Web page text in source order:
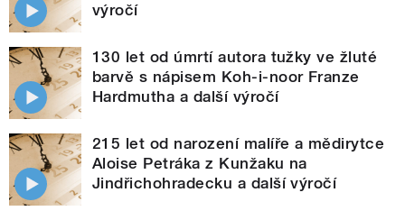
výročí
130 let od úmrtí autora tužky ve žluté
barvě s nápisem Koh-i-noor Franze
Hardmutha a další výročí
215 let od narození malíře a mědirytce
Aloise Petráka z Kunžaku na
Jindřichohradecku a další výročí